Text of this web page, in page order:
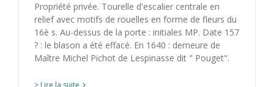
Propriété privée. Tourelle d'escalier centrale en
relief avec motifs de rouelles en forme de fleurs du
16è s. Au-dessus de la porte : initiales MP. Date 157
? : le blason a été effacé. En 1640 : demeure de
Maître Michel Pichot de Lespinasse dit " Pouget".